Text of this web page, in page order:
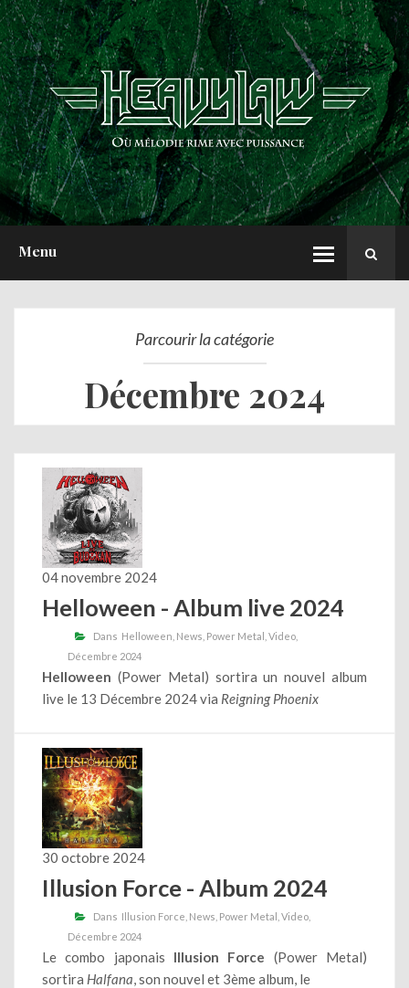
Menu
ACCUEIL
NEWS
CHRONIQUES
INTERVIEWS
REPORTS
A PROPOS
Parcourir la catégorie
Décembre 2024
04 novembre 2024
Helloween - Album live 2024
Dans Helloween News Power Metal Video
Décembre 2024
Helloween (Power Metal) sortira un nouvel album
live le 13 Décembre 2024 via Reigning Phoenix
30 octobre 2024
Illusion Force - Album 2024
Dans Illusion Force News Power Metal Video
Décembre 2024
Le combo japonais Illusion Force (Power Metal)
sortira Halfana, son nouvel et 3ème album, le